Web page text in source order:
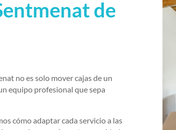
de
no es solo mover cajas de un
equipo profesional que sepa
cómo adaptar cada servicio a las